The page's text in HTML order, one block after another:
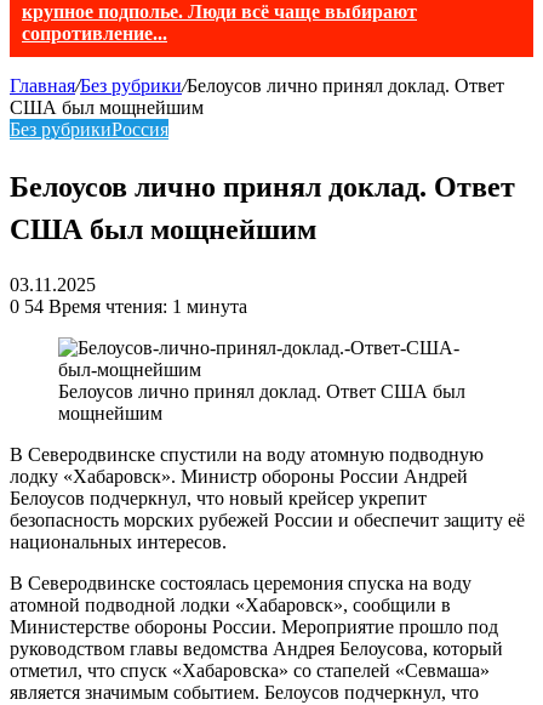
крупное подполье. Люди всё чаще выбирают
сопротивление...
Главная/Без рубрики/Белоусов лично принял доклад. Ответ
США был мощнейшим
Без рубрикиРоссия
Белоусов лично принял доклад. Ответ
США был мощнейшим
03.11.2025
0 54 Время чтения: 1 минута
Белоусов лично принял доклад. Ответ США был
мощнейшим
В Северодвинске спустили на воду атомную подводную
лодку «Хабаровск». Министр обороны России Андрей
Белоусов подчеркнул, что новый крейсер укрепит
безопасность морских рубежей России и обеспечит защиту её
национальных интересов.
В Северодвинске состоялась церемония спуска на воду
атомной подводной лодки «Хабаровск», сообщили в
Министерстве обороны России. Мероприятие прошло под
руководством главы ведомства Андрея Белоусова, который
отметил, что спуск «Хабаровска» со стапелей «Севмаша»
является значимым событием. Белоусов подчеркнул, что